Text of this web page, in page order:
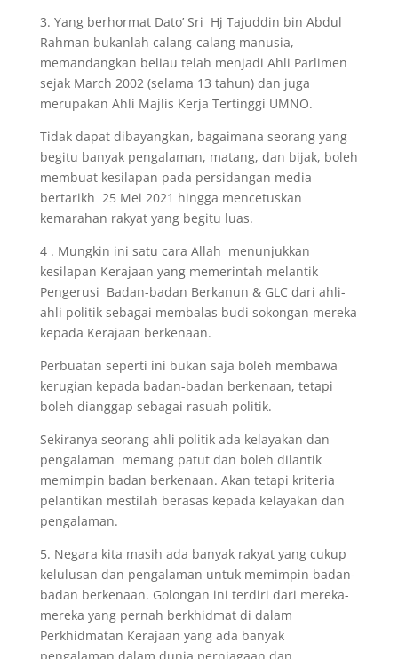
3. Yang berhormat Dato’ Sri Hj Tajuddin bin Abdul
Rahman bukanlah calang-calang manusia,
memandangkan beliau telah menjadi Ahli Parlimen
sejak March 2002 (selama 13 tahun) dan juga
merupakan Ahli Majlis Kerja Tertinggi UMNO.
Tidak dapat dibayangkan, bagaimana seorang yang
begitu banyak pengalaman, matang, dan bijak, boleh
membuat kesilapan pada persidangan media
bertarikh 25 Mei 2021 hingga mencetuskan
kemarahan rakyat yang begitu luas.
4 . Mungkin ini satu cara Allah menunjukkan
kesilapan Kerajaan yang memerintah melantik
Pengerusi Badan-badan Berkanun & GLC dari ahli-
ahli politik sebagai membalas budi sokongan mereka
kepada Kerajaan berkenaan.
Perbuatan seperti ini bukan saja boleh membawa
kerugian kepada badan-badan berkenaan, tetapi
boleh dianggap sebagai rasuah politik.
Sekiranya seorang ahli politik ada kelayakan dan
pengalaman memang patut dan boleh dilantik
memimpin badan berkenaan. Akan tetapi kriteria
pelantikan mestilah berasas kepada kelayakan dan
pengalaman.
5. Negara kita masih ada banyak rakyat yang cukup
kelulusan dan pengalaman untuk memimpin badan-
badan berkenaan. Golongan ini terdiri dari mereka-
mereka yang pernah berkhidmat di dalam
Perkhidmatan Kerajaan yang ada banyak